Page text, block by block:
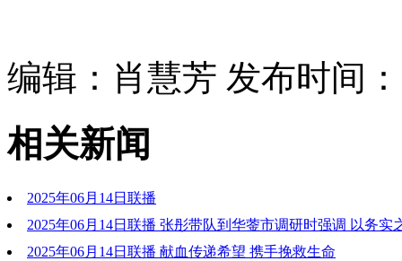
编辑：肖慧芳 发布时间
相关新闻
2025年06月14日联播
2025年06月14日联播 张彤带队到华蓥市调研时强调 以务实
习教育走深走实 以奋进之姿推进项目建设提质提效
2025年06月14日联播 献血传递希望 携手挽救生命